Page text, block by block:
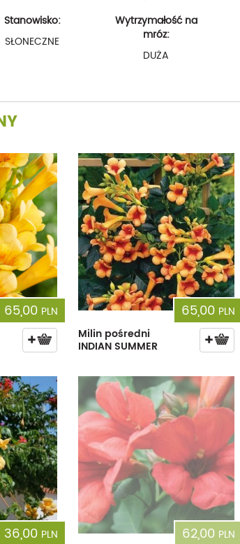
Stanowisko:
SŁONECZNE
Wytrzymałość na
mróz:
DUŻA
65,00 PLN
65,00 PLN
Milin pośredni
INDIAN SUMMER
36,00 PLN
62,00 PLN